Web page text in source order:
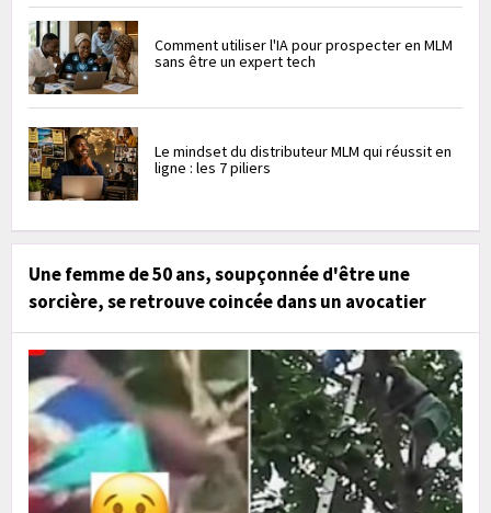
Comment utiliser l'IA pour prospecter en MLM
sans être un expert tech
Le mindset du distributeur MLM qui réussit en
ligne : les 7 piliers
Une femme de 50 ans, soupçonnée d'être une
sorcière, se retrouve coincée dans un avocatier